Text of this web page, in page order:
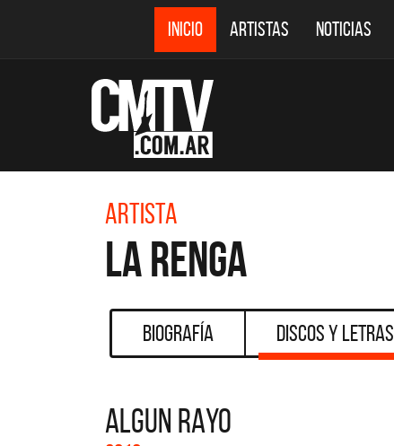
INICIO ARTISTAS NOTICIAS
Artista
La Renga
Biografía Discos y Letras
ALGUN RAYO
DESTACADOS
La colección completa de los CMTV